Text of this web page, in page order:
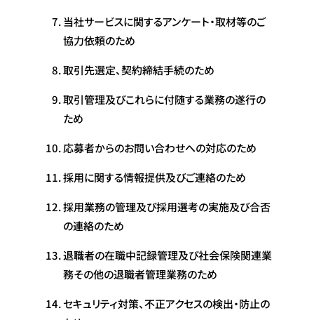
当社サービスに関するアンケート・取材等のご
協力依頼のため
取引先選定、契約締結手続のため
取引管理及びこれらに付随する業務の遂行の
ため
応募者からのお問い合わせへの対応のため
採用に関する情報提供及びご連絡のため
採用業務の管理及び採用選考の実施及び合否
の連絡のため
退職者の在職中記録管理及び社会保険関連業
務その他の退職者管理業務のため
セキュリティ対策、不正アクセスの検出・防止の